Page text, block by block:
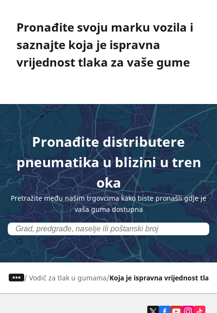
Pronađite svoju marku vozila i
saznajte koja je ispravna
vrijednost tlaka za vaše gume
Pronađite distributere
pneumatika u blizini u tren
oka
Pretražite među našim trgovcima kako biste pronašli gdje je
vaša guma dostupna
/ Vodič za tlak u gumama Koja je ispravna vrijednost